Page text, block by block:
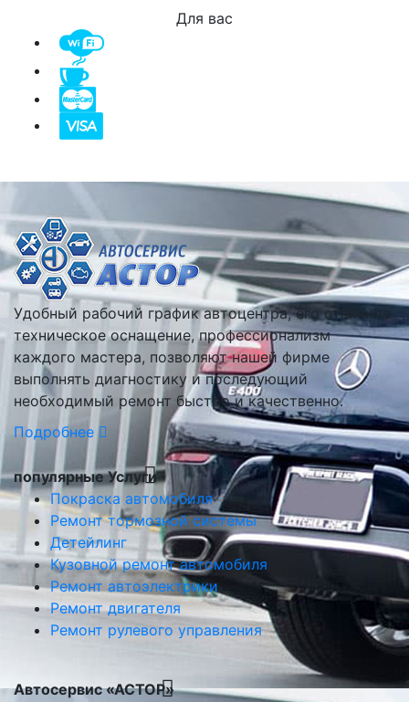
Для вас
Удобный рабочий график автоцентра, его отличное
техническое оснащение, профессионализм
каждого мастера, позволяют нашей фирме
выполнять диагностику и последующий
необходимый ремонт быстро и качественно.
Подробнее
популярные Услуги
Покраска автомобиля
Ремонт тормозной системы
Детейлинг
Кузовной ремонт автомобиля
Ремонт автоэлектрики
Ремонт двигателя
Ремонт рулевого управления
Автосервис «АСТОР»